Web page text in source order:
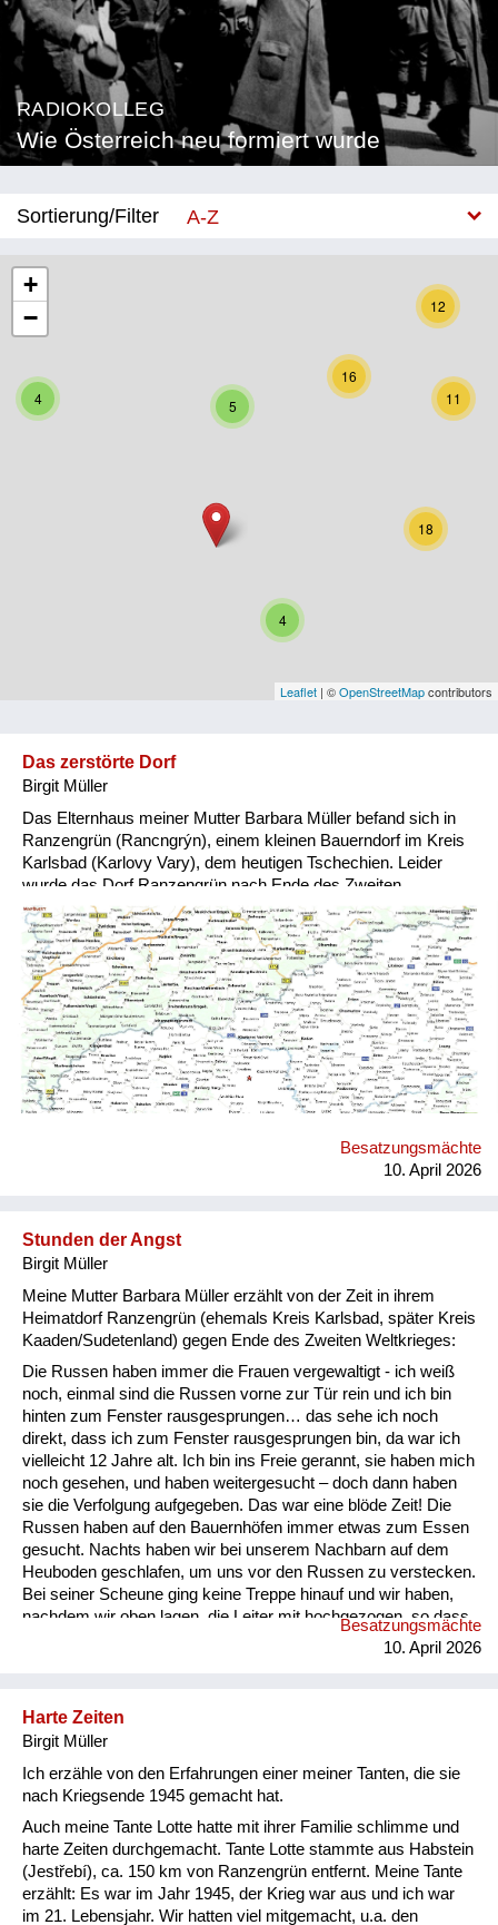
RADIOKOLLEG
Wie Österreich neu formiert wurde
Sortierung/Filter
A-Z
Kärnten
Oberösterreich
Salzburg
Vorarlberg
Besatzungsmächte
Frauen, Mütter, Kinder
Versorgung
Heimkehrer
Fluchtgeschichten
Familiengeschichten
Schule und Ausbildung
Wiederaufbau und
4
5
12
16
11
18
4
+
−
Leaflet | ©OpenStreetMapcontributors
Das zerstörte Dorf
Birgit Müller
Das Elternhaus meiner Mutter Barbara Müller befand sich in
Ranzengrün (Rancngrýn), einem kleinen Bauerndorf im Kreis
Karlsbad (Karlovy Vary), dem heutigen Tschechien. Leider
wurde das Dorf Ranzengrün nach Ende des Zweiten
Weltkrieges vollkommen vernichtet und zu einem
Truppenübungsplatz für das tschechische Militär
umfunktioniert (Vojenský újezd Hradištĕ). Genau dort wo der
rote Stern eingezeichnet ist, befand sich ehemals Ranzengrün.
Besatzungsmächte
10. April 2026
Stunden der Angst
Birgit Müller
Meine Mutter Barbara Müller erzählt von der Zeit in ihrem
Heimatdorf Ranzengrün (ehemals Kreis Karlsbad, später Kreis
Kaaden/Sudetenland) gegen Ende des Zweiten Weltkrieges:
Die Russen haben immer die Frauen vergewaltigt - ich weiß
noch, einmal sind die Russen vorne zur Tür rein und ich bin
hinten zum Fenster rausgesprungen… das sehe ich noch
direkt, dass ich zum Fenster rausgesprungen bin, da war ich
vielleicht 12 Jahre alt. Ich bin ins Freie gerannt, sie haben mich
noch gesehen, und haben weitergesucht – doch dann haben
sie die Verfolgung aufgegeben. Das war eine blöde Zeit! Die
Russen haben auf den Bauernhöfen immer etwas zum Essen
gesucht. Nachts haben wir bei unserem Nachbarn auf dem
Heuboden geschlafen, um uns vor den Russen zu verstecken.
Bei seiner Scheune ging keine Treppe hinauf und wir haben,
nachdem wir oben lagen, die Leiter mit hochgezogen, so dass
niemand zu uns hinaufkommen konnte. Dann waren die
Russen haben uns überall gesucht und immer wieder
geschrien: „Wo ist Matka“? (Wo ist das Mädchen?) Dann
haben sie die Schränke vorg...
Besatzungsmächte
10. April 2026
Harte Zeiten
Birgit Müller
Ich erzähle von den Erfahrungen einer meiner Tanten, die sie
nach Kriegsende 1945 gemacht hat.
Auch meine Tante Lotte hatte mit ihrer Familie schlimme und
harte Zeiten durchgemacht. Tante Lotte stammte aus Habstein
(Jestřebí), ca. 150 km von Ranzengrün entfernt. Meine Tante
erzählt: Es war im Jahr 1945, der Krieg war aus und ich war
im 21. Lebensjahr. Wir hatten viel mitgemacht, u.a. den